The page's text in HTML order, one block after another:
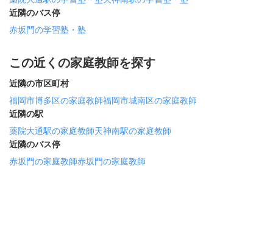
近隣のバス停
赤坂門の学習塾・塾
この近くの家庭教師を探す
近隣の市区町村
福岡市博多区の家庭教師福岡市城南区の家庭教師
近隣の駅
薬院大通駅の家庭教師天神南駅の家庭教師
近隣のバス停
赤坂門の家庭教師赤坂門の家庭教師